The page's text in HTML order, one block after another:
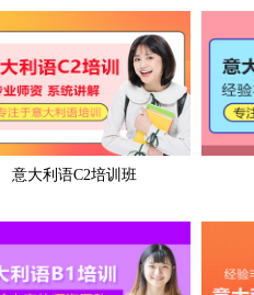
意大利语C2培训班